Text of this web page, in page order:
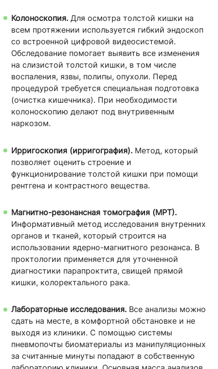
Колоноскопия. Для осмотра толстой кишки на
всем протяжении используется гибкий эндоскоп
со встроенной цифровой видеосистемой.
Обследование помогает выявить все изменения
на слизистой толстой кишки, в том числе
воспаления, язвы, полипы, опухоли. Перед
процедурой требуется специальная подготовка
(очистка кишечника). При необходимости
колоноскопию делают под внутривенным
наркозом.
Ирригоскопия (ирригография). Метод, который
позволяет оценить строение и
функционирование толстой кишки при помощи
рентгена и контрастного вещества.
Магнитно-резонансная томография (МРТ).
Информативный метод исследования внутренних
органов и тканей, который строится на
использовании ядерно-магнитного резонанса. В
проктологии применяется для уточненной
диагностики парапроктита, свищей прямой
кишки, колоректального рака.
Лабораторные исследования. Все анализы можно
сдать на месте, в комфортной обстановке и не
выходя из клиники. С помощью системы
пневмопочты биоматериалы из манипуляционных
за считанные минуты попадают в собственную